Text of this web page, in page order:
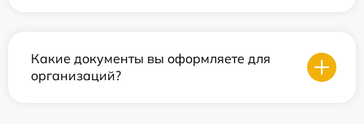
Какие документы вы оформляете для
организаций?